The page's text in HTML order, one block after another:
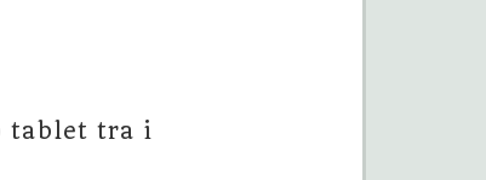
tablet tra i